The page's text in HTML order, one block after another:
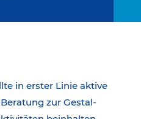
in ers­ter Li­nie ak­ti­ve
zur Ges­tal­